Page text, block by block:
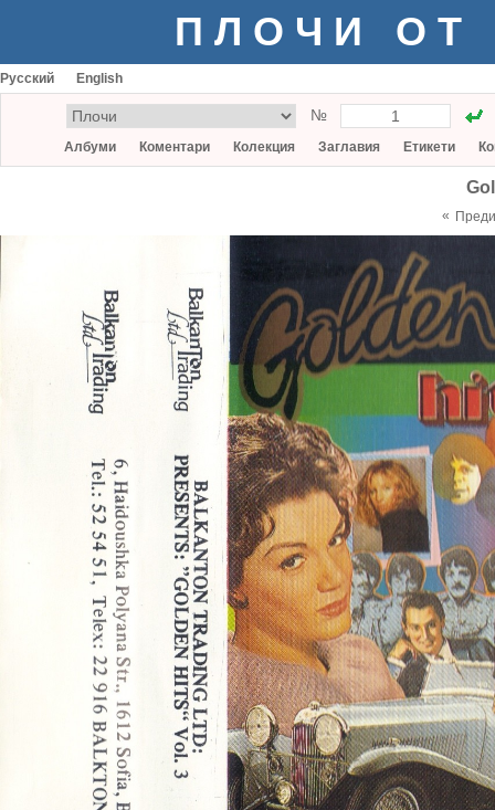
ПЛОЧИ ОТ
Русский English
№
Албуми Коментари Колекция Заглавия Етикети
«